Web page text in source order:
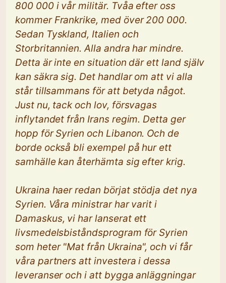
800 000 i vår militär. Tvåa efter oss
kommer Frankrike, med över 200 000.
Sedan Tyskland, Italien och
Storbritannien. Alla andra har mindre.
Detta är inte en situation där ett land själv
kan säkra sig. Det handlar om att vi alla
står tillsammans för att betyda något.
Just nu, tack och lov, försvagas
inflytandet från Irans regim. Detta ger
hopp för Syrien och Libanon. Och de
borde också bli exempel på hur ett
samhälle kan återhämta sig efter krig.
Ukraina haer redan börjat stödja det nya
Syrien. Våra ministrar har varit i
Damaskus, vi har lanserat ett
livsmedelsbiståndsprogram för Syrien
som heter "Mat från Ukraina", och vi får
våra partners att investera i dessa
leveranser och i att bygga anläggningar